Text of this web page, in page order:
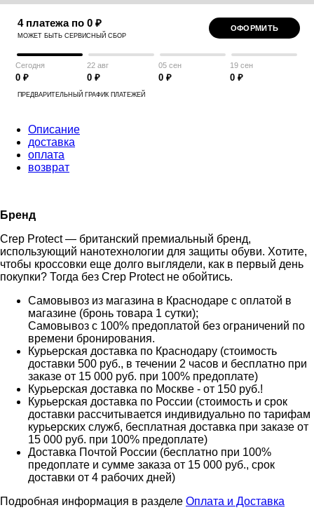
4 платежа по 0 ₽
МОЖЕТ БЫТЬ СЕРВИСНЫЙ СБОР
ОФОРМИТЬ
Сегодня
0 ₽
22 авг
0 ₽
05 сен
0 ₽
19 сен
0 ₽
ПРЕДВАРИТЕЛЬНЫЙ ГРАФИК ПЛАТЕЖЕЙ
Описание
доставка
оплата
возврат
Бренд
Crep Protect — британский премиальный бренд,
использующий нанотехнологии для защиты обуви. Хотите,
чтобы кроссовки еще долго выглядели, как в первый день
покупки? Тогда без Crep Protect не обойтись.
Самовывоз из магазина в Краснодаре с оплатой в
магазине (бронь товара 1 сутки);
Самовывоз с 100% предоплатой без ограничений по
времени бронирования.
Курьерская доставка по Краснодару (стоимость
доставки 500 руб., в течении 2 часов и бесплатно при
заказе от 15 000 руб. при 100% предоплате)
Курьерская доставка по Москве - от 150 руб.!
Курьерская доставка по России (стоимость и срок
доставки рассчитывается индивидуально по тарифам
курьерских служб, бесплатная доставка при заказе от
15 000 руб. при 100% предоплате)
Доставка Почтой России (бесплатно при 100%
предоплате и сумме заказа от 15 000 руб., срок
доставки от 4 рабочих дней)
Подробная информация в разделе Оплата и Доставка